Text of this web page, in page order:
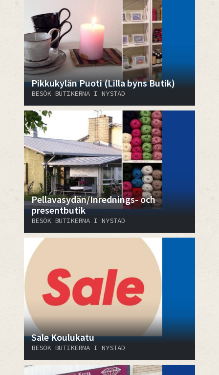
Pikkukylän Puoti (Lilla byns Butik)
BESÖK BUTIKERNA I NYSTAD
Pellavasydän/Inrednings- och
presentbutik
BESÖK BUTIKERNA I NYSTAD
Sale Koulukatu
BESÖK BUTIKERNA I NYSTAD